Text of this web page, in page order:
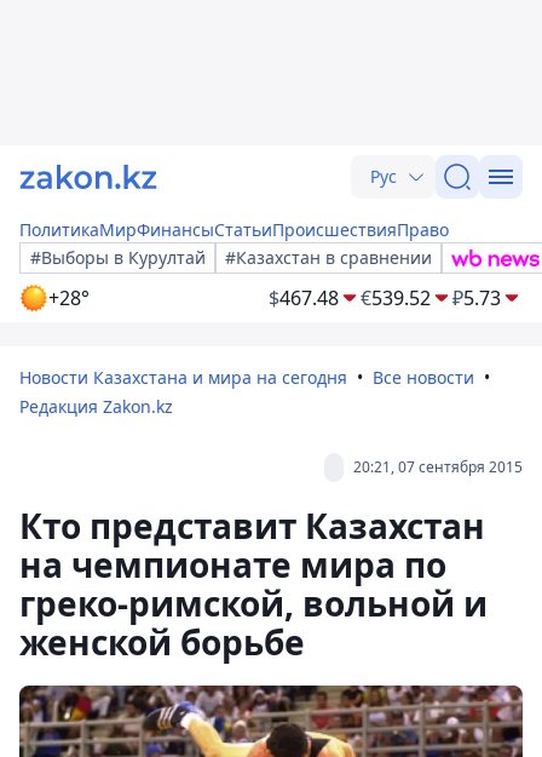
Рус
ПолитикаМирФинансыСтатьиПроисшествияПраво
#Выборы в Курултай
#Казахстан в сравнении
+28° $467.48 €539.52 ₽5.73
Новости Казахстана и мира на сегодня
Все новости
Редакция Zakon.kz
20:21, 07 сентября 2015
Кто представит Казахстан
на чемпионате мира по
греко-римской, вольной и
женской борьбе